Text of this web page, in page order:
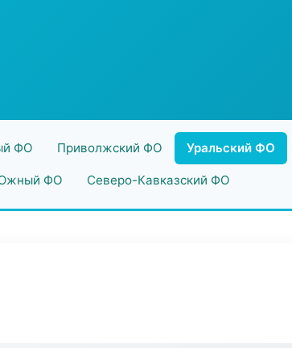
ФО Приволжский ФО Уральский ФО
ФО Северо-Кавказский ФО